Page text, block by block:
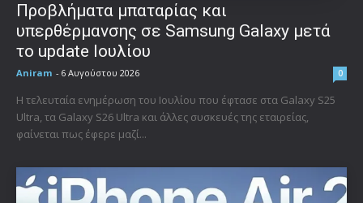
Προβλήματα μπαταρίας και
υπερθέρμανσης σε Samsung Galaxy μετά
το update Ιουλίου
Aniram - 6 Αυγούστου 2026 0
Η τελευταία ενημέρωση του Ιουλίου που έφτασε στα Galaxy S25
Ultra, τα Galaxy S26 Ultra και άλλες συσκευές της εταιρείας,
φαίνεται πως έφερε μαζί...